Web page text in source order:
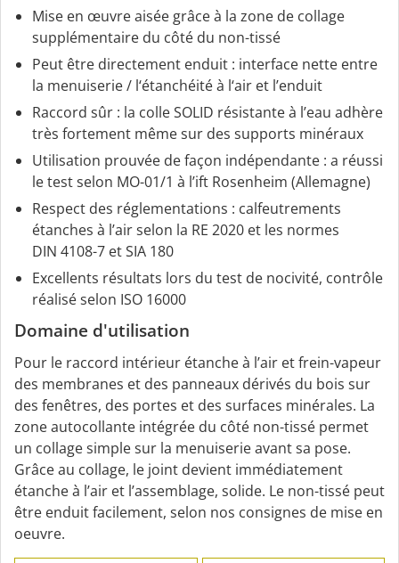
Mise en œuvre aisée grâce à la zone de collage
supplémentaire du côté du non-tissé
Peut être directement enduit : interface nette entre
la menuiserie / l‘étanchéité à l‘air et l’enduit
Raccord sûr : la colle SOLID résistante à l’eau adhère
très fortement même sur des supports minéraux
Utilisation prouvée de façon indépendante : a réussi
le test selon MO-01/1 à l’ift Rosenheim (Allemagne)
Respect des réglementations : calfeutrements
étanches à l’air selon la RE 2020 et les normes
DIN 4108-7 et SIA 180
Excellents résultats lors du test de nocivité, contrôle
réalisé selon ISO 16000
Domaine d'utilisation
Pour le raccord intérieur étanche à l’air et frein-vapeur
des membranes et des panneaux dérivés du bois sur
des fenêtres, des portes et des surfaces minérales. La
zone autocollante intégrée du côté non-tissé permet
un collage simple sur la menuiserie avant sa pose.
Grâce au collage, le joint devient immédiatement
étanche à l’air et l’assemblage, solide. Le non-tissé peut
être enduit facilement, selon nos consignes de mise en
oeuvre.